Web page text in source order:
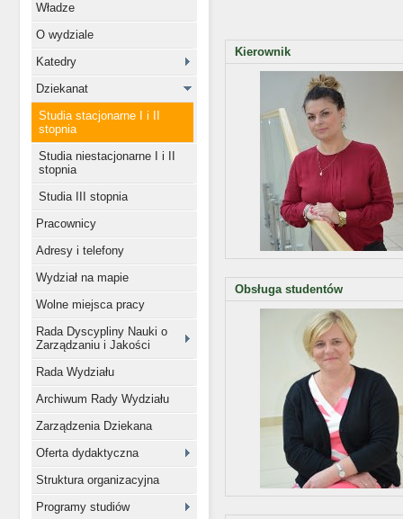
Władze
O wydziale
Katedry
Dziekanat
Studia stacjonarne I i II
stopnia
Studia niestacjonarne I i II
stopnia
Studia III stopnia
Pracownicy
Adresy i telefony
Wydział na mapie
Wolne miejsca pracy
Rada Dyscypliny Nauki o
Zarządzaniu i Jakości
Rada Wydziału
Archiwum Rady Wydziału
Zarządzenia Dziekana
Oferta dydaktyczna
Struktura organizacyjna
Programy studiów
Kierownik
Obsługa studentów